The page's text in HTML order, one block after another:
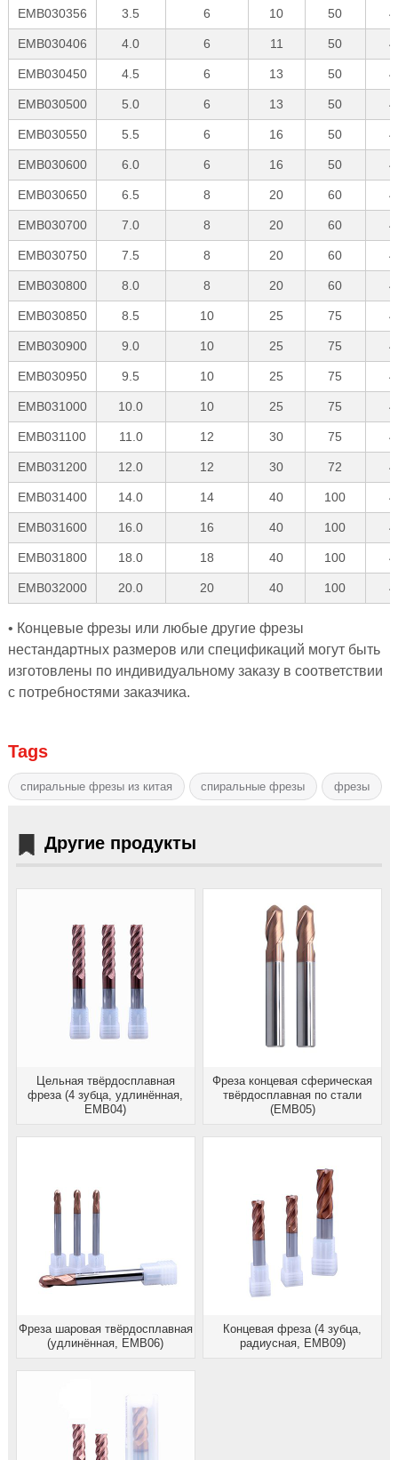
EMB030356 3.5 6 10 50 4
EMB030406 4.0 6 11 50 4
EMB030450 4.5 6 13 50 4
EMB030500 5.0 6 13 50 4
EMB030550 5.5 6 16 50 4
EMB030600 6.0 6 16 50 4
EMB030650 6.5 8 20 60 4
EMB030700 7.0 8 20 60 4
EMB030750 7.5 8 20 60 4
EMB030800 8.0 8 20 60 4
EMB030850 8.5 10 25 75 4
EMB030900 9.0 10 25 75 4
EMB030950 9.5 10 25 75 4
EMB031000 10.0 10 25 75 4
EMB031100 11.0 12 30 75 4
EMB031200 12.0 12 30 72 4
EMB031400 14.0 14 40 100 4
EMB031600 16.0 16 40 100 4
EMB031800 18.0 18 40 100 4
EMB032000 20.0 20 40 100 4
• Концевые фрезы или любые другие фрезы
нестандартных размеров или спецификаций могут быть
изготовлены по индивидуальному заказу в соответствии
с потребностями заказчика.
Tags
спиральные фрезы из китая спиральные фрезы фрезы
Другие продукты
Цельная твёрдосплавная
фреза (4 зубца, удлинённая,
EMB04)
Фреза концевая сферическая
твёрдосплавная по стали
(EMB05)
Фреза шаровая твёрдосплавная
(удлинённая, EMB06)
Концевая фреза (4 зубца,
радиусная, EMB09)